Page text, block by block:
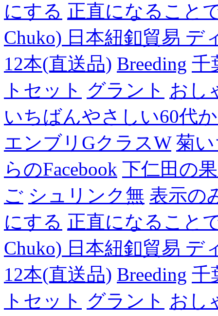
にする 正直になること
Chuko) 日本紐釦貿易 デ
12本(直送品) Breeding 千
トセット グラント おし
いちばんやさしい60代
エンブリGクラスW 菊
らのFacebook 下仁田の
ご シュリンク無 表示の
にする 正直になること
Chuko) 日本紐釦貿易 デ
12本(直送品) Breeding 千
トセット グラント おし